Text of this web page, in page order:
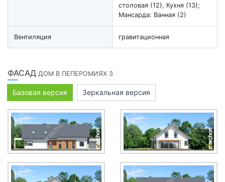
столовая (12), Кухня (13);
Мансарда: Ванная (2)
Вентиляция гравитационная
ФАСАД ДОМ В ПЕПЕРОМИЯХ 3
Базовая версия Зеркальная версия